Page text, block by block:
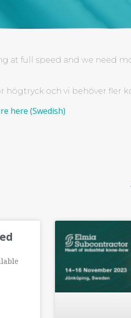
at full speed and we need
högtryck och vi behöver fler
here (Swedish)